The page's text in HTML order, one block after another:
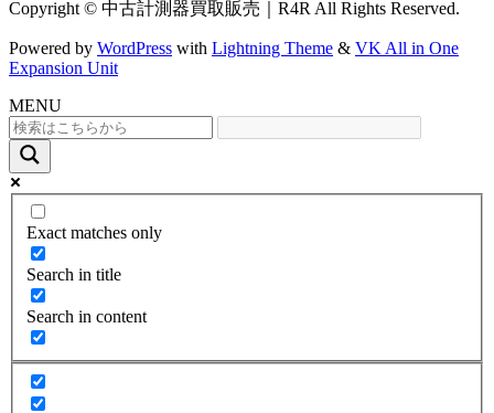
Copyright © 中古計測器買取販売｜R4R All Rights Reserved.
Powered by WordPress with Lightning Theme & VK All in One
Expansion Unit
MENU
Exact matches only
Search in title
Search in content